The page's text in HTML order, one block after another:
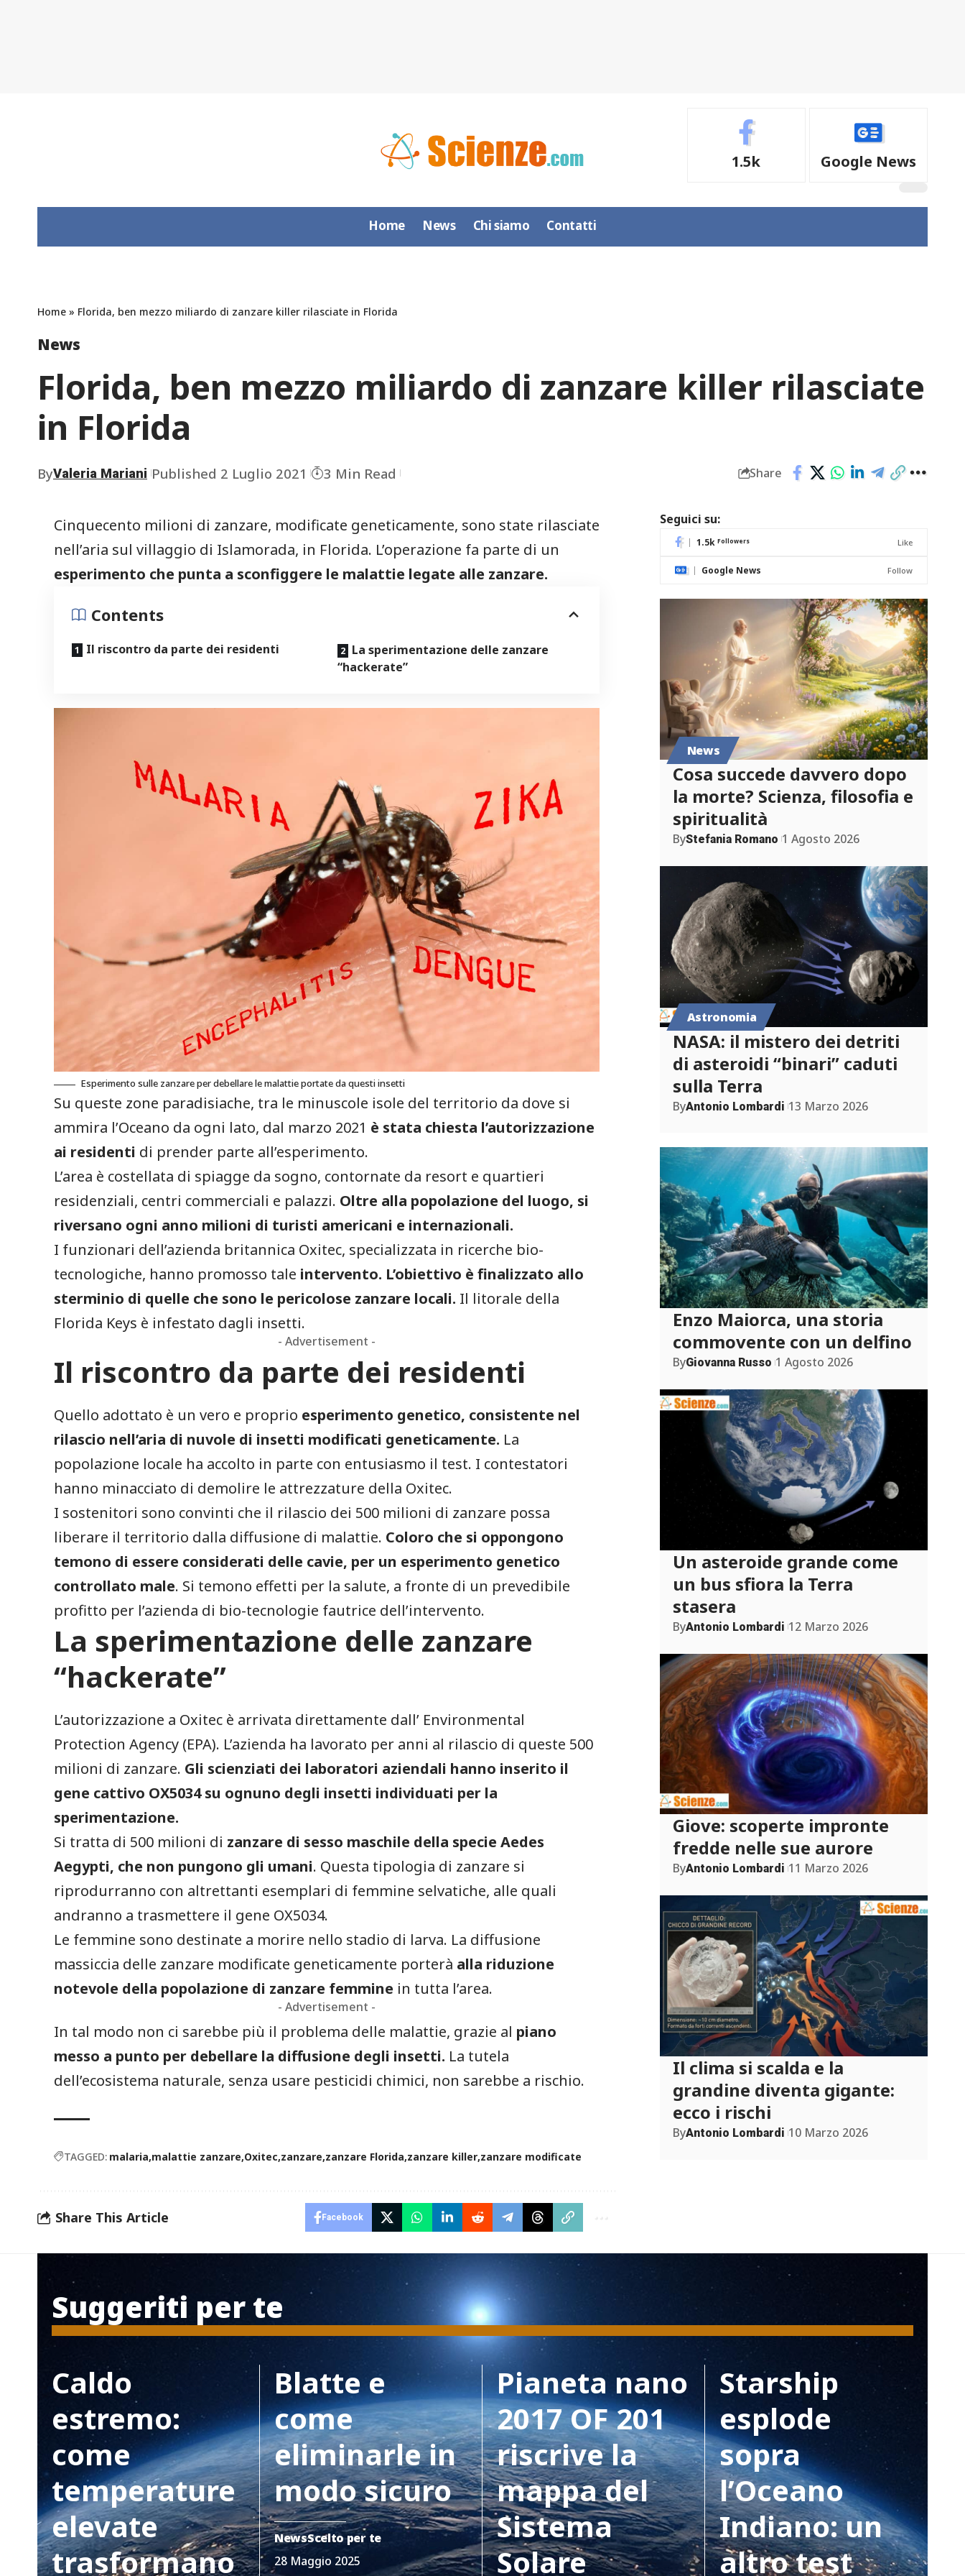
1.5k Google News
Home News Chi siamo Contatti
Home » Florida, ben mezzo miliardo di zanzare killer rilasciate in Florida
News
Florida, ben mezzo miliardo di zanzare killer rilasciate
in Florida
ByValeria Mariani Published 2 Luglio 2021 3 Min Read Share
Cinquecento milioni di zanzare, modificate geneticamente, sono state rilasciate
nell’aria sul villaggio di Islamorada, in Florida. L’operazione fa parte di un
esperimento che punta a sconfiggere le malattie legate alle zanzare.
Contents
Il riscontro da parte dei residenti
La sperimentazione delle zanzare
“hackerate”
Esperimento sulle zanzare per debellare le malattie portate da questi insetti
Su queste zone paradisiache, tra le minuscole isole del territorio da dove si
ammira l’Oceano da ogni lato, dal marzo 2021 è stata chiesta l’autorizzazione
ai residenti di prender parte all’esperimento.
L’area è costellata di spiagge da sogno, contornate da resort e quartieri
residenziali, centri commerciali e palazzi. Oltre alla popolazione del luogo, si
riversano ogni anno milioni di turisti americani e internazionali.
I funzionari dell’azienda britannica Oxitec, specializzata in ricerche bio-
tecnologiche, hanno promosso tale intervento. L’obiettivo è finalizzato allo
sterminio di quelle che sono le pericolose zanzare locali. Il litorale della
Florida Keys è infestato dagli insetti.
- Advertisement -
Il riscontro da parte dei residenti
Quello adottato è un vero e proprio esperimento genetico, consistente nel
rilascio nell’aria di nuvole di insetti modificati geneticamente. La
popolazione locale ha accolto in parte con entusiasmo il test. I contestatori
hanno minacciato di demolire le attrezzature della Oxitec.
I sostenitori sono convinti che il rilascio dei 500 milioni di zanzare possa
liberare il territorio dalla diffusione di malattie. Coloro che si oppongono
temono di essere considerati delle cavie, per un esperimento genetico
controllato male. Si temono effetti per la salute, a fronte di un prevedibile
profitto per l’azienda di bio-tecnologie fautrice dell’intervento.
La sperimentazione delle zanzare
“hackerate”
L’autorizzazione a Oxitec è arrivata direttamente dall’ Environmental
Protection Agency (EPA). L’azienda ha lavorato per anni al rilascio di queste 500
milioni di zanzare. Gli scienziati dei laboratori aziendali hanno inserito il
gene cattivo OX5034 su ognuno degli insetti individuati per la
sperimentazione.
Si tratta di 500 milioni di zanzare di sesso maschile della specie Aedes
Aegypti, che non pungono gli umani. Questa tipologia di zanzare si
riprodurranno con altrettanti esemplari di femmine selvatiche, alle quali
andranno a trasmettere il gene OX5034.
Le femmine sono destinate a morire nello stadio di larva. La diffusione
massiccia delle zanzare modificate geneticamente porterà alla riduzione
notevole della popolazione di zanzare femmine in tutta l’area.
- Advertisement -
In tal modo non ci sarebbe più il problema delle malattie, grazie al piano
messo a punto per debellare la diffusione degli insetti. La tutela
dell’ecosistema naturale, senza usare pesticidi chimici, non sarebbe a rischio.
TAGGED: malaria malattie zanzare Oxitec zanzare zanzare Florida zanzare killer zanzare modificate
Share This Article Facebook
Seguici su:
1.5k Followers Like
Google News Follow
News
Cosa succede davvero dopo
la morte? Scienza, filosofia e
spiritualità
ByStefania Romano 1 Agosto 2026
Astronomia
NASA: il mistero dei detriti
di asteroidi “binari” caduti
sulla Terra
ByAntonio Lombardi 13 Marzo 2026
Enzo Maiorca, una storia
commovente con un delfino
ByGiovanna Russo 1 Agosto 2026
Un asteroide grande come
un bus sfiora la Terra
stasera
ByAntonio Lombardi 12 Marzo 2026
Giove: scoperte impronte
fredde nelle sue aurore
ByAntonio Lombardi 11 Marzo 2026
Il clima si scalda e la
grandine diventa gigante:
ecco i rischi
ByAntonio Lombardi 10 Marzo 2026
Suggeriti per te
Caldo
estremo:
come
temperature
elevate
trasformano
Blatte e
come
eliminarle in
modo sicuro
NewsScelto per te
28 Maggio 2025
Pianeta nano
2017 OF 201
riscrive la
mappa del
Sistema
Solare
Starship
esplode
sopra
l’Oceano
Indiano: un
altro test